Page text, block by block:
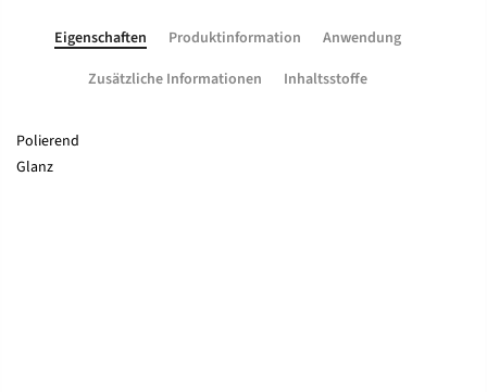
Eigenschaften Produktinformation
Anwendung
Zusätzliche Informationen
Inhaltsstoffe
Polierend
Glanz